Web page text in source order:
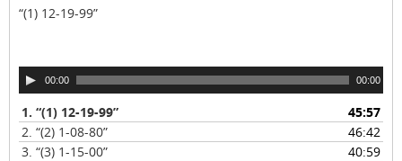
“(1) 12-19-99”
R
e
p
r
o
00:00 00:00
1. “(1) 12-19-99”
45:57
2. “(2) 1-08-80”
46:42
3. “(3) 1-15-00”
40:59